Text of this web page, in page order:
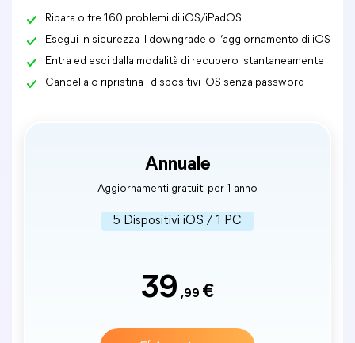
Ripara oltre 160 problemi di iOS/iPadOS
Esegui in sicurezza il downgrade o l’aggiornamento di iOS
Entra ed esci dalla modalità di recupero istantaneamente
Cancella o ripristina i dispositivi iOS senza password
Annuale
Aggiornamenti gratuiti per 1 anno
5 Dispositivi iOS / 1 PC
39 ,99 €